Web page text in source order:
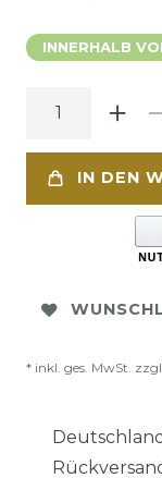
INNERHALB
IN DEN
* inkl. ges. MwSt. zzgl.